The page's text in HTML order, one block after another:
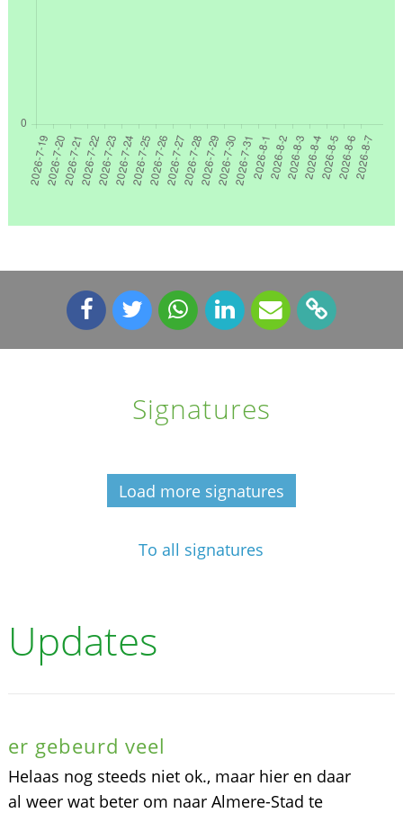
Signatures
Load more signatures
To all signatures
Updates
er gebeurd veel
Helaas nog steeds niet ok., maar hier en daar
al weer wat beter om naar Almere-Stad te